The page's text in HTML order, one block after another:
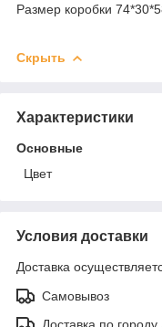
Размер
Вес
Скрыть
Характеристики
Основные
Цвет
Условия доставки
Доставка
Самовывоз
Доставка по